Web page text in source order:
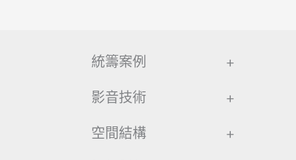
統籌案例 +
影音技術 +
空間結構 +